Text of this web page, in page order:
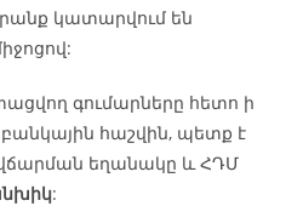
կատարվում են
գումարները հետո ի
հաշվին, պետք է
եղանակը և ՀԴՄ
: